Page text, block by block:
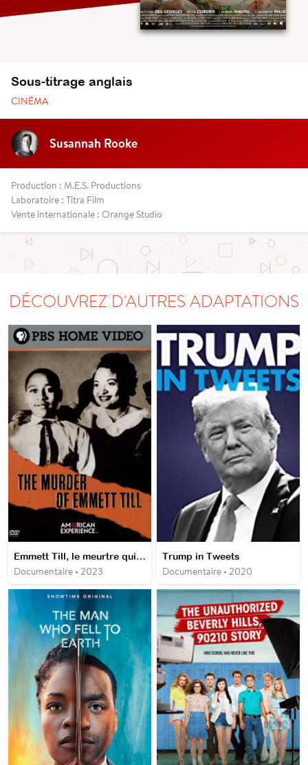
Sous-titrage anglais
CINÉMA
Susannah Rooke
Production : M.E.S. Productions
Laboratoire : Titra Film
Vente internationale : Orange Studio
DÉCOUVREZ D'AUTRES ADAPTATIONS
Emmett Till, le meurtre qui a changé l'Amérique
Documentaire • 2023
Trump in Tweets
Documentaire • 2020